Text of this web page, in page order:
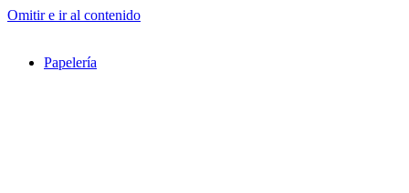
Omitir e ir al contenido
Papelería